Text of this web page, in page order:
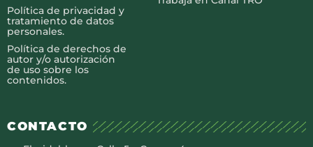
Política de privacidad y
tratamiento de datos
personales.
Política de derechos de
autor y/o autorización
de uso sobre los
contenidos.
CONTACTO